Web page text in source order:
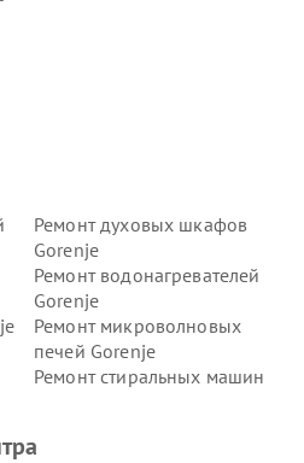
Ремонт духовых шкафов
Gorenje
Ремонт водонагревателей
Gorenje
Ремонт микроволновых
печей Gorenje
Ремонт стиральных машин